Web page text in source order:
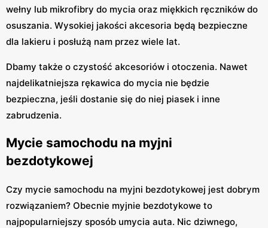
wełny lub mikrofibry do mycia oraz miękkich ręczników do
osuszania. Wysokiej jakości akcesoria będą bezpieczne
dla lakieru i posłużą nam przez wiele lat.
Dbamy także o czystość akcesoriów i otoczenia. Nawet
najdelikatniejsza rękawica do mycia nie będzie
bezpieczna, jeśli dostanie się do niej piasek i inne
zabrudzenia.
Mycie samochodu na myjni
bezdotykowej
Czy mycie samochodu na myjni bezdotykowej jest dobrym
rozwiązaniem? Obecnie myjnie bezdotykowe to
najpopularniejszy sposób umycia auta. Nic dziwnego,